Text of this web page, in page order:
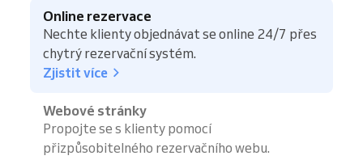
Online rezervace
Nechte klienty objednávat se online 24/7 přes
chytrý rezervační systém.
Zjistit více
Webové stránky
Propojte se s klienty pomocí
přizpůsobitelného rezervačního webu.